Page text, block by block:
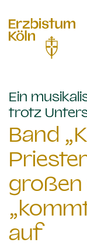
Ein
trotz
Band
großen
auf